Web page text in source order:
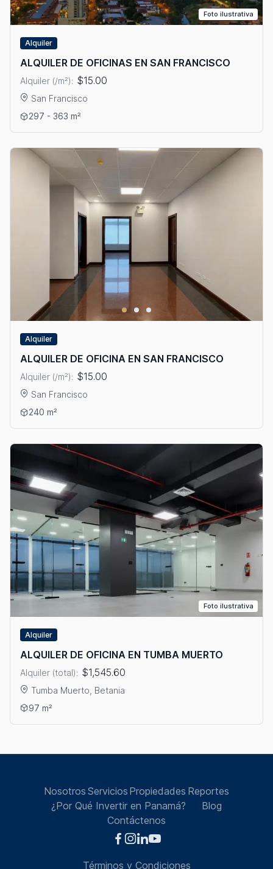
Foto ilustrativa
Alquiler
ALQUILER DE OFICINAS EN SAN FRANCISCO
Alquiler (/m²): $15.00
San Francisco
Ver detalles: ALQUILER DE OFICINAS EN SAN FRANCISCO
297 - 363 m²
Alquiler
ALQUILER DE OFICINA EN SAN FRANCISCO
Alquiler (/m²): $15.00
San Francisco
Ver detalles: ALQUILER DE OFICINA EN SAN FRANCISCO
240 m²
Foto ilustrativa
Alquiler
ALQUILER DE OFICINA EN TUMBA MUERTO
Alquiler (total): $1,545.60
Tumba Muerto, Betania
Ver detalles: ALQUILER DE OFICINA EN TUMBA MUERTO
97 m²
Nosotros Servicios Propiedades Reportes
¿Por Qué Invertir en Panamá?
Blog
Contáctenos
Términos y Condiciones